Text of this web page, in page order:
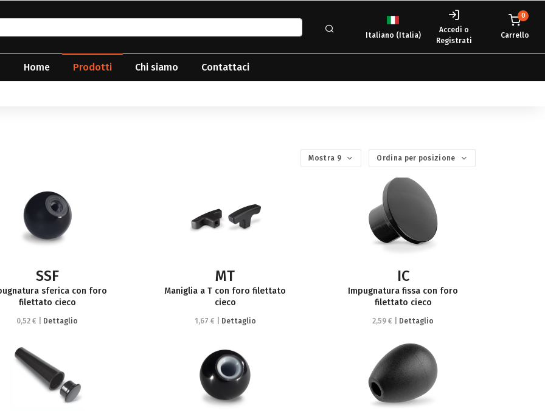
Italiano (Italia)
Accedi o
Registrati
0
Carrello
Home Prodotti Chi siamo Contattaci
Mostra 9 Ordina per posizione
SSF
sferica con foro
filettato cieco
0,52 € | Dettaglio
MT
Maniglia a T con foro filettato
cieco
1,67 € | Dettaglio
IC
Impugnatura fissa con foro
filettato cieco
2,59 € | Dettaglio